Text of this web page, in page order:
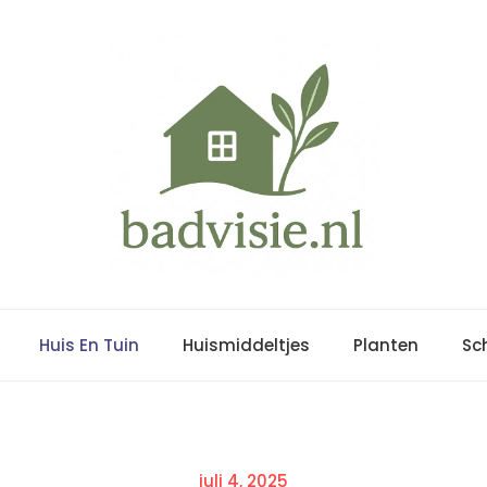
Huis En Tuin Huismiddeltjes Planten
Posted
juli 4, 2025